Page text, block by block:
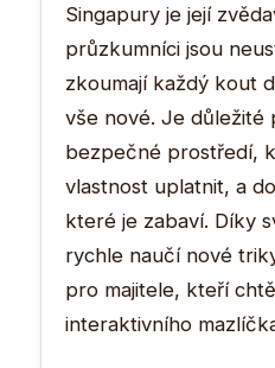
Singapury je její
průzkumníci jsou
zkoumají každý kout
vše nové. Je důležité
bezpečné prostředí,
vlastnost uplatnit, a
které je zabaví. Díky
rychle naučí nové
pro majitele, kteří
interaktivního